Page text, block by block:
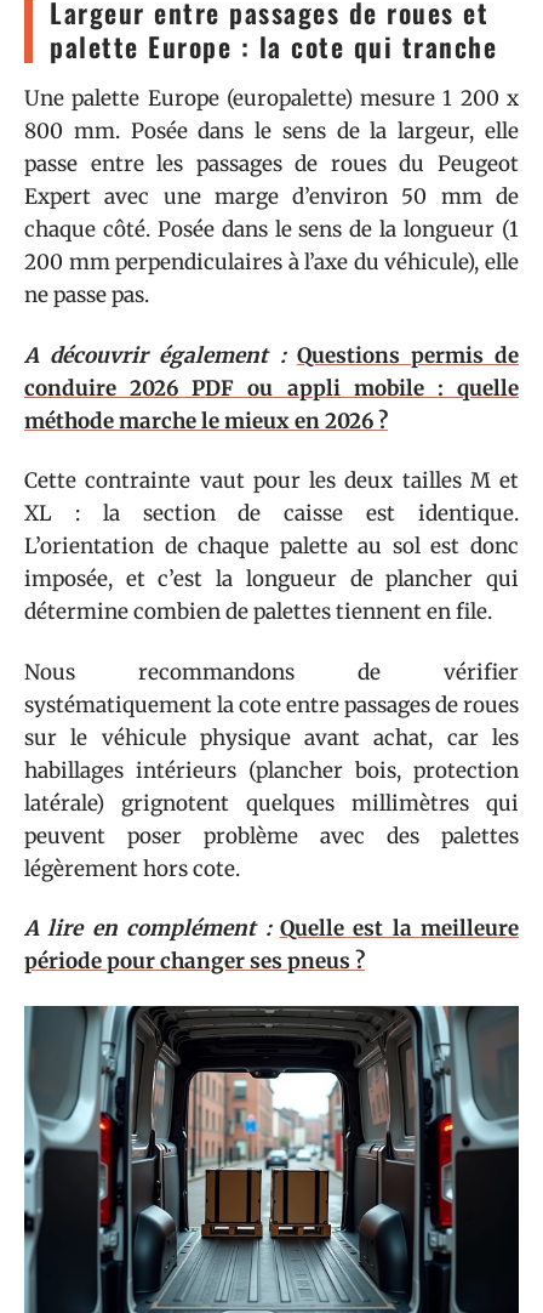
Largeur entre passages de roues et
palette Europe : la cote qui tranche
Une palette Europe (europalette) mesure 1 200 x
800 mm. Posée dans le sens de la largeur, elle
passe entre les passages de roues du Peugeot
Expert avec une marge d’environ 50 mm de
chaque côté. Posée dans le sens de la longueur (1
200 mm perpendiculaires à l’axe du véhicule), elle
ne passe pas.
A découvrir également : Questions permis de
conduire 2026 PDF ou appli mobile : quelle
méthode marche le mieux en 2026 ?
Cette contrainte vaut pour les deux tailles M et
XL : la section de caisse est identique.
L’orientation de chaque palette au sol est donc
imposée, et c’est la longueur de plancher qui
détermine combien de palettes tiennent en file.
Nous recommandons de vérifier
systématiquement la cote entre passages de roues
sur le véhicule physique avant achat, car les
habillages intérieurs (plancher bois, protection
latérale) grignotent quelques millimètres qui
peuvent poser problème avec des palettes
légèrement hors cote.
A lire en complément : Quelle est la meilleure
période pour changer ses pneus ?